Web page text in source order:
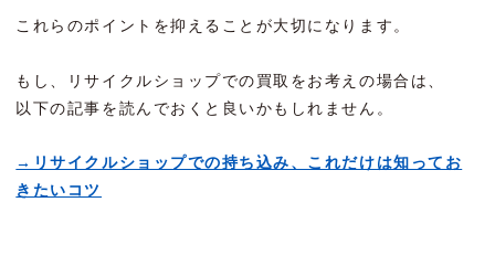
これらのポイントを抑えることが大切になります。
もし、リサイクルショップでの買取をお考えの場合は、
以下の記事を読んでおくと良いかもしれません。
→リサイクルショップでの持ち込み、これだけは知ってお
きたいコツ